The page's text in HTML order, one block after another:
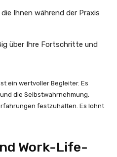
Ihnen während der Praxis
über Ihre Fortschritte und
ein wertvoller Begleiter. Es
die Selbstwahrnehmung.
festzuhalten. Es lohnt
Work-Life-